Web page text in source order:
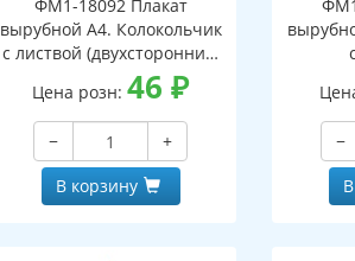
ФМ1-18092 Плакат
вырубной А4. Колокольчик
с листвой (двухсторонний,
вд-лак)
Цена розн:46₽
−
+
В корзину
−